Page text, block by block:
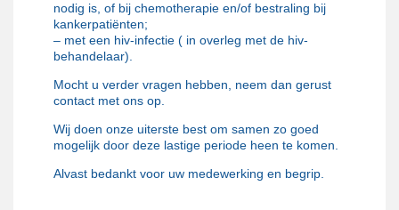
nodig is, of bij chemotherapie en/of bestraling bij
kankerpatiënten;
– met een hiv-infectie ( in overleg met de hiv-
behandelaar).
Mocht u verder vragen hebben, neem dan gerust
contact met ons op.
Wij doen onze uiterste best om samen zo goed
mogelijk door deze lastige periode heen te komen.
Alvast bedankt voor uw medewerking en begrip.